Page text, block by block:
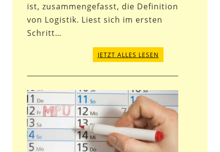
ist, zusammengefasst, die Definition
von Logistik. Liest sich im ersten
Schritt…
JETZT ALLES LESEN